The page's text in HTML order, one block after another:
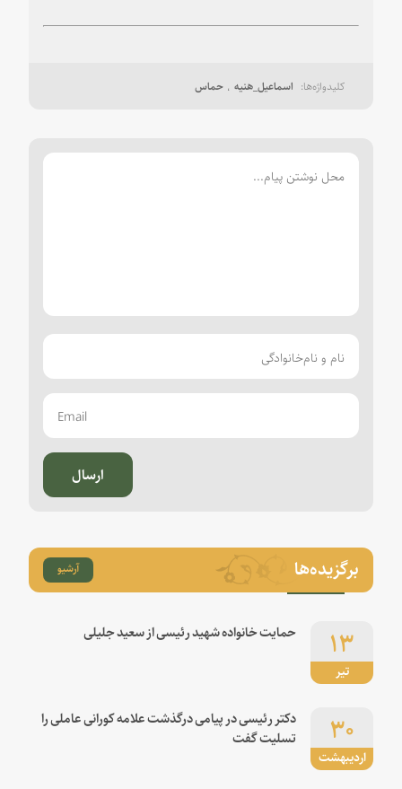
اسماعیل_هنیه حماس
ارسال
برگزیده‌ها آرشیو
تیر
۱۳ حمایت خانواده شهید رئیسی از سعید جلیلی
اردیبهشت
۳۰
دکتر رئیسی در پیامی درگذشت علامه کورانی عاملی را
تسلیت گفت